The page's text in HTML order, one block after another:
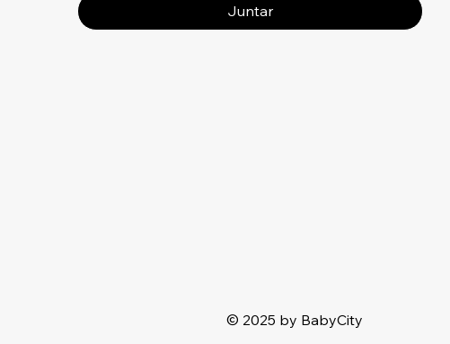
Juntar
© 2025 by BabyCity